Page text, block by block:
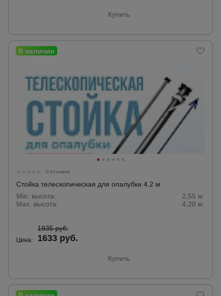
Купить
0 отзывов
Стойка телескопическая для опалубки 4.2 м
Min. высота:
2,55 м.
Max. высота:
4,20 м.
Цена:
1935 руб.
1633 руб.
Купить